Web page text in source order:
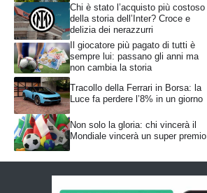
Chi è stato l’acquisto più costoso
della storia dell’Inter? Croce e
delizia dei nerazzurri
Il giocatore più pagato di tutti è
sempre lui: passano gli anni ma
non cambia la storia
Tracollo della Ferrari in Borsa: la
Luce fa perdere l’8% in un giorno
Non solo la gloria: chi vincerà il
Mondiale vincerà un super premio